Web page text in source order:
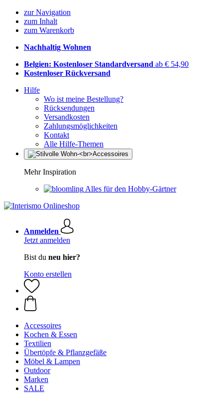
zur Navigation
zum Inhalt
zum Warenkorb
Nachhaltig Wohnen
Belgien: Kostenloser Standardversand ab € 54,90
Kostenloser Rückversand
Hilfe
Wo ist meine Bestellung?
Rücksendungen
Versandkosten
Zahlungsmöglichkeiten
Kontakt
Alle Hilfe-Themen
Mehr Inspiration
Alles für den Hobby-Gärtner
Anmelden
Jetzt anmelden
Bist du neu hier?
Konto erstellen
Accessoires
Kochen & Essen
Textilien
Übertöpfe & Pflanzgefäße
Möbel & Lampen
Outdoor
Marken
SALE